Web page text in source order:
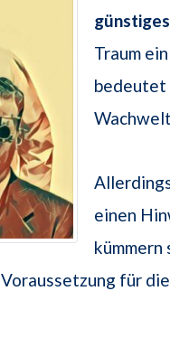
Traum ein
bedeutet
einen
Voraussetzung für